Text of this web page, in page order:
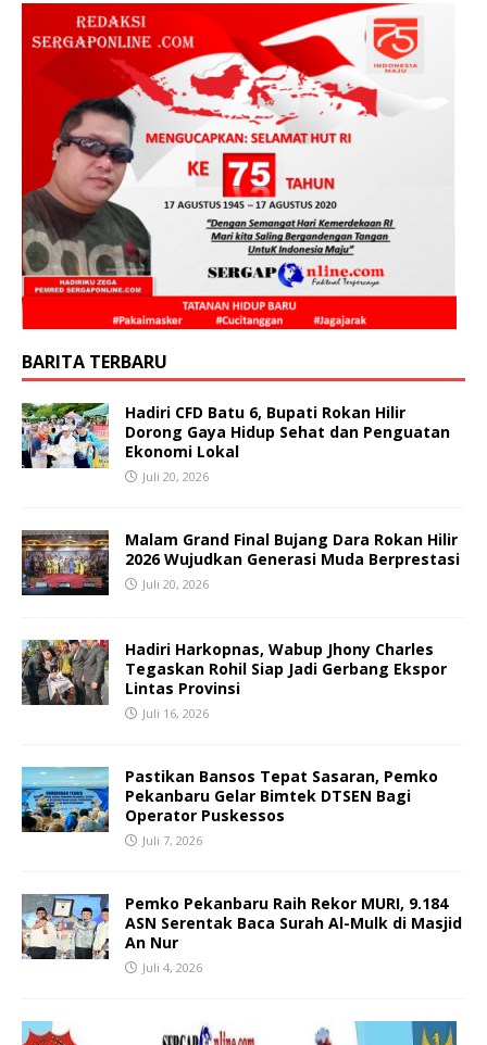
BARITA TERBARU
Hadiri CFD Batu 6, Bupati Rokan Hilir
Dorong Gaya Hidup Sehat dan Penguatan
Ekonomi Lokal
Juli 20, 2026
Malam Grand Final Bujang Dara Rokan Hilir
2026 Wujudkan Generasi Muda Berprestasi
Juli 20, 2026
Hadiri Harkopnas, Wabup Jhony Charles
Tegaskan Rohil Siap Jadi Gerbang Ekspor
Lintas Provinsi
Juli 16, 2026
Pastikan Bansos Tepat Sasaran, Pemko
Pekanbaru Gelar Bimtek DTSEN Bagi
Operator Puskessos
Juli 7, 2026
Pemko Pekanbaru Raih Rekor MURI, 9.184
ASN Serentak Baca Surah Al-Mulk di Masjid
An Nur
Juli 4, 2026